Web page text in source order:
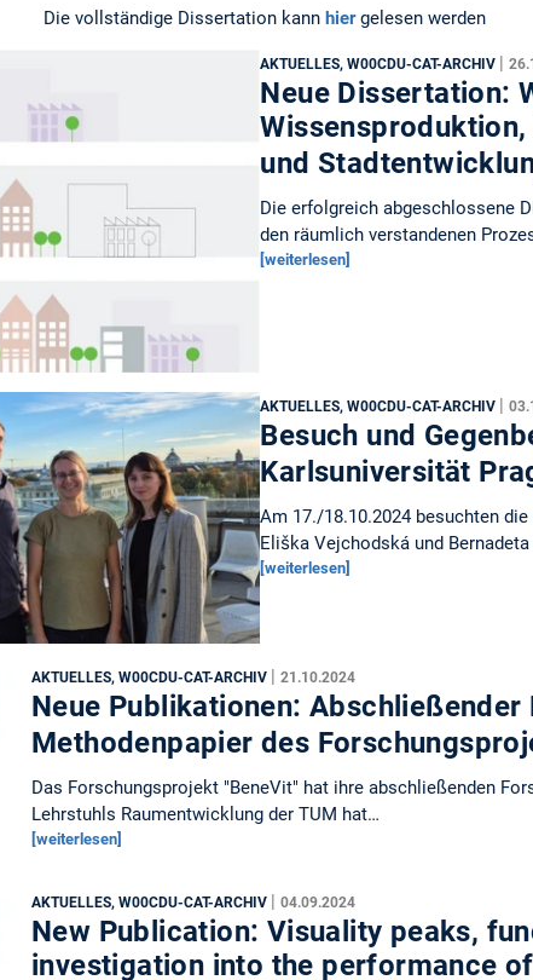
Die vollständige Dissertation kann hiergelesen werden
AKTUELLES, W00CDU-CAT-ARCHIV |
Neue Dissertation:
und
Die erfolgreich abgeschlossene
den räumlich verstandenen
[weiterlesen]
AKTUELLES, W00CDU-CAT-ARCHIV |
Besuch und
Karlsuniversität
Am 17./18.10.2024 besuchten
Eliška Vejchodská und
[weiterlesen]
AKTUELLES, W00CDU-CAT-ARCHIV | 21.10.2024
Neue Publikationen:
Methodenpapier des
Das Forschungsprojekt "BeneVit" hat ihre abschließenden
Lehrstuhls Raumentwicklung der TUM hat…
[weiterlesen]
AKTUELLES, W00CDU-CAT-ARCHIV | 04.09.2024
New Publication: Visuality peaks,
investigation into the performance